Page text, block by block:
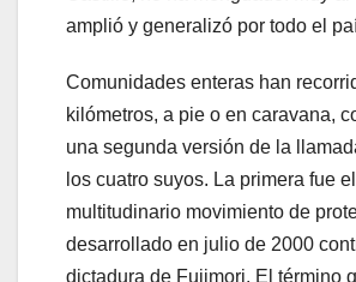
amplió y generalizó por todo el
Comunidades enteras han
kilómetros, a pie o en caravana,
una segunda versión de la
los cuatro suyos. La primera fue el
multitudinario movimiento de
desarrollado en julio de 2000
dictadura de Fujimori. El término